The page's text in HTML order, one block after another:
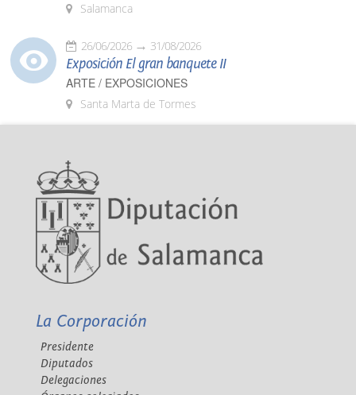
Salamanca
26/06/2026 31/08/2026
Exposición El gran banquete II
ARTE / EXPOSICIONES
Santa Marta de Tormes
La Corporación
Presidente
Diputados
Delegaciones